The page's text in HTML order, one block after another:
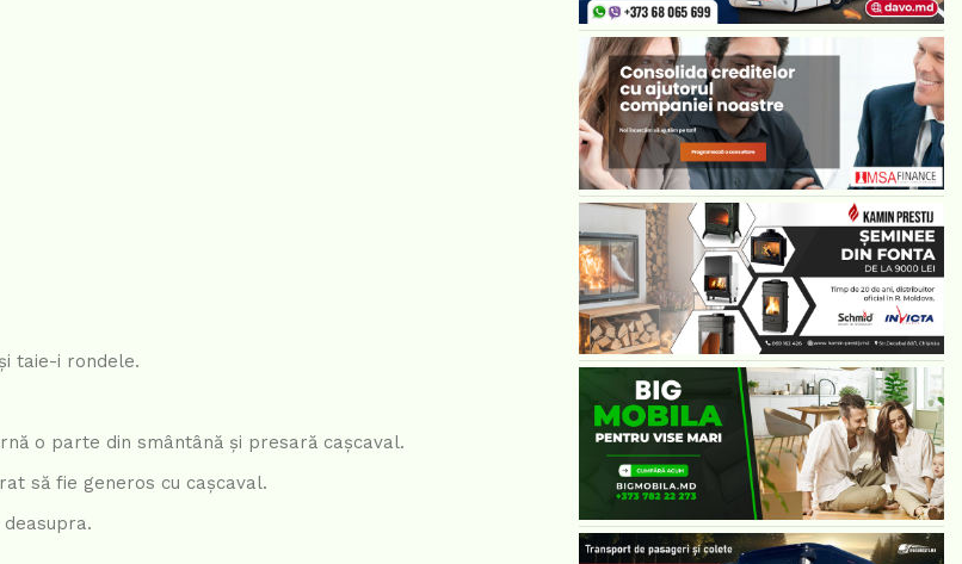
taie-i rondele.
o parte din smântână și presară cașcaval.
să fie generos cu cașcaval.